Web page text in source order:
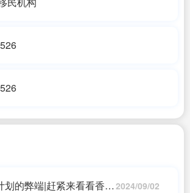
划的弊端|赶紧来看看香港 2024/09/02